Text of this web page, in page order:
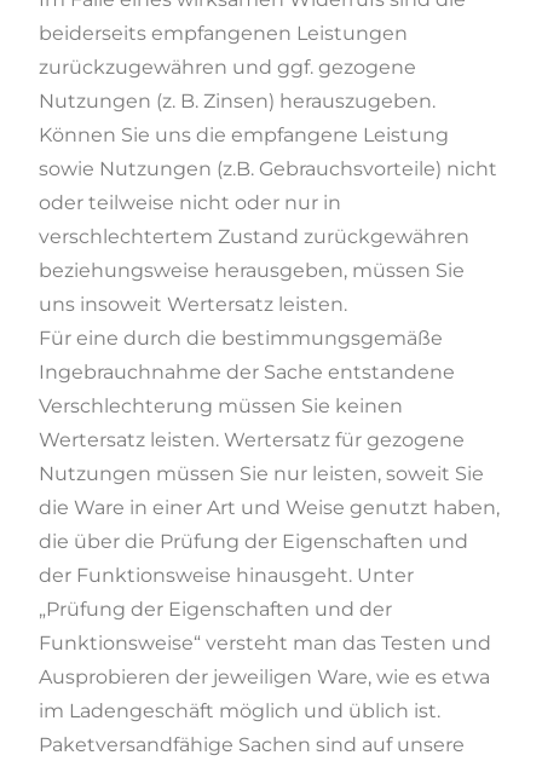
beiderseits empfangenen Leistungen
zurückzugewähren und ggf. gezogene
Nutzungen (z. B. Zinsen) herauszugeben.
Können Sie uns die empfangene Leistung
sowie Nutzungen (z.B. Gebrauchsvorteile) nicht
oder teilweise nicht oder nur in
verschlechtertem Zustand zurückgewähren
beziehungsweise herausgeben, müssen Sie
uns insoweit Wertersatz leisten.
Für eine durch die bestimmungsgemäße
Ingebrauchnahme der Sache entstandene
Verschlechterung müssen Sie keinen
Wertersatz leisten. Wertersatz für gezogene
Nutzungen müssen Sie nur leisten, soweit Sie
die Ware in einer Art und Weise genutzt haben,
die über die Prüfung der Eigenschaften und
der Funktionsweise hinausgeht. Unter
„Prüfung der Eigenschaften und der
Funktionsweise“ versteht man das Testen und
Ausprobieren der jeweiligen Ware, wie es etwa
im Ladengeschäft möglich und üblich ist.
Paketversandfähige Sachen sind auf unsere